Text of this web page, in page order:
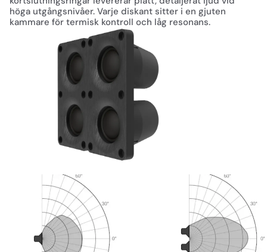
står då de skapar en riktigt bra ljudbild." – Thomas
(Verifierad köpare)
höga utgångsnivåer. Varje diskant sitter i en gjuten
kammare för termisk kontroll och låg resonans.